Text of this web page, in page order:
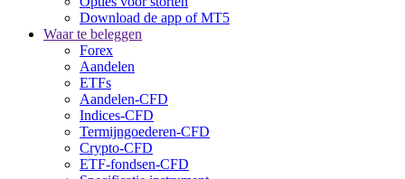
Download de app of MT5
Waar te beleggen
Forex
Aandelen
ETFs
Aandelen-CFD
Indices-CFD
Termijngoederen-CFD
Crypto-CFD
ETF-fondsen-CFD